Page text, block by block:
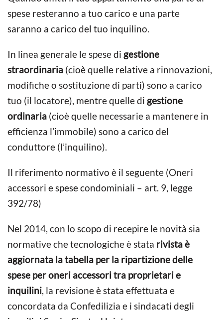
spese resteranno a tuo carico e una parte
saranno a carico del tuo inquilino.
In linea generale le spese di gestione
straordinaria (cioè quelle relative a rinnovazioni,
modifiche o sostituzione di parti) sono a carico
tuo (il locatore), mentre quelle di gestione
ordinaria (cioè quelle necessarie a mantenere in
efficienza l’immobile) sono a carico del
conduttore (l’inquilino).
Il riferimento normativo è il seguente (Oneri
accessori e spese condominiali – art. 9, legge
392/78)
Nel 2014, con lo scopo di recepire le novità sia
normative che tecnologiche è stata rivista è
aggiornata la tabella per la ripartizione delle
spese per oneri accessori tra proprietari e
inquilini, la revisione è stata effettuata e
concordata da Confedilizia e i sindacati degli